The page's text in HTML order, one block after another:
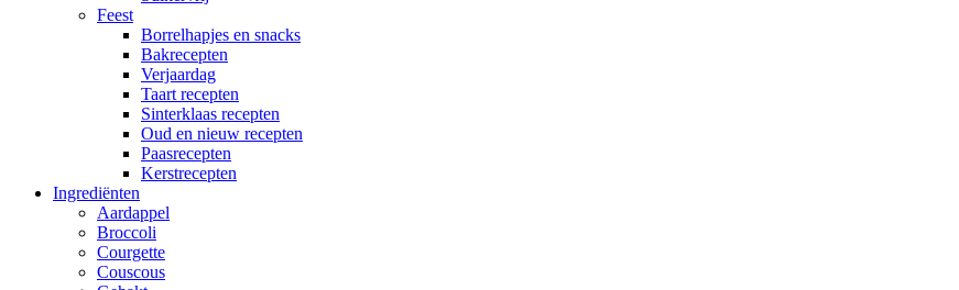
Feest
Borrelhapjes en snacks
Bakrecepten
Verjaardag
Taart recepten
Sinterklaas recepten
Oud en nieuw recepten
Paasrecepten
Kerstrecepten
Ingrediënten
Aardappel
Broccoli
Courgette
Couscous